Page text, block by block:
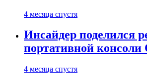
4 месяца спустя
Инсайдер поделился
портативной консоли
4 месяца спустя